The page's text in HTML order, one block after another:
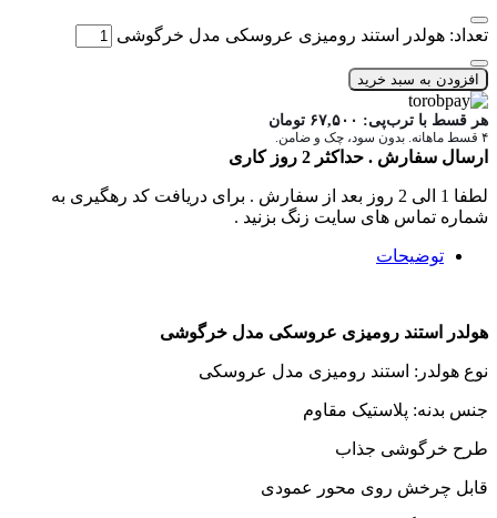
تعداد: هولدر استند رومیزی عروسکی مدل خرگوشی
افزودن به سبد خرید
هر قسط با ترب‌پی: ۶۷,۵۰۰ تومان
۴ قسط ماهانه. بدون سود، چک و ضامن.
ارسال سفارش . حداکثر 2 روز کاری
لطفا 1 الی 2 روز بعد از سفارش . برای دریافت کد رهگیری به
شماره تماس های سایت زنگ بزنید .
توضیحات
هولدر استند رومیزی عروسکی مدل خرگوشی
نوع هولدر: استند رومیزی مدل عروسکی
جنس بدنه: پلاستیک مقاوم
طرح خرگوشی جذاب
قابل چرخش روی محور عمودی